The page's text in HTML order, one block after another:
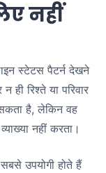
नहीं
स्टेटस पैटर्न देखने
रिश्ते या परिवार
है, लेकिन वह
नहीं करता।
उपयोगी होते हैं